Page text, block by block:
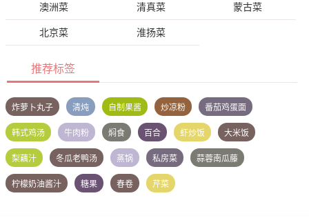
澳洲菜 清真菜 蒙古菜
北京菜 淮扬菜
推荐标签
炸萝卜丸子 清炖 自制果酱 炒凉粉 番茄鸡蛋面
韩式鸡汤 牛肉粉 焖食 百合 虾炒饭 大米饭
梨藕汁 冬瓜老鸭汤 蒸锅 私房菜 蒜蓉南瓜藤
柠檬奶油酱汁 糖果 春卷 芹菜